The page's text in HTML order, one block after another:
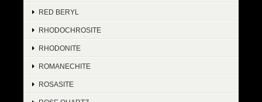
RED BERYL
RHODOCHROSITE
RHODONITE
ROMANECHITE
ROSASITE